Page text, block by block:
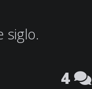
siglo.
4